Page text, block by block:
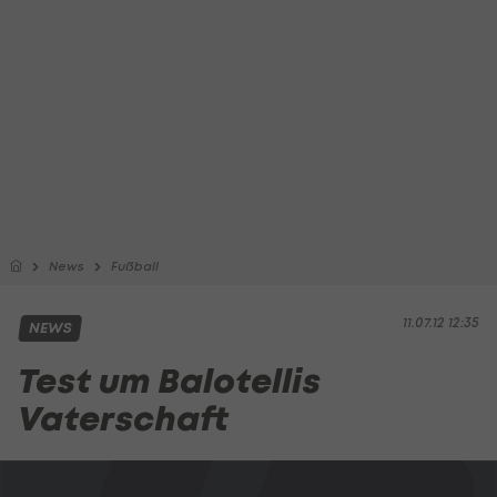
News Fußball
11.07.12 12:35
NEWS
Test um Balotellis
Vaterschaft